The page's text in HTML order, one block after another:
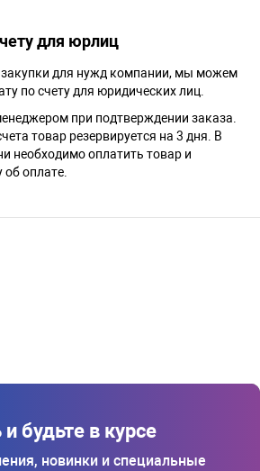
для юрлиц
закупки для нужд компании, мы можем
по счету для юридических лиц.
при подтверждении заказа.
товар резервируется на 3 дня. В
необходимо оплатить товар и
оплате.
будьте в курсе
новинки и специальные